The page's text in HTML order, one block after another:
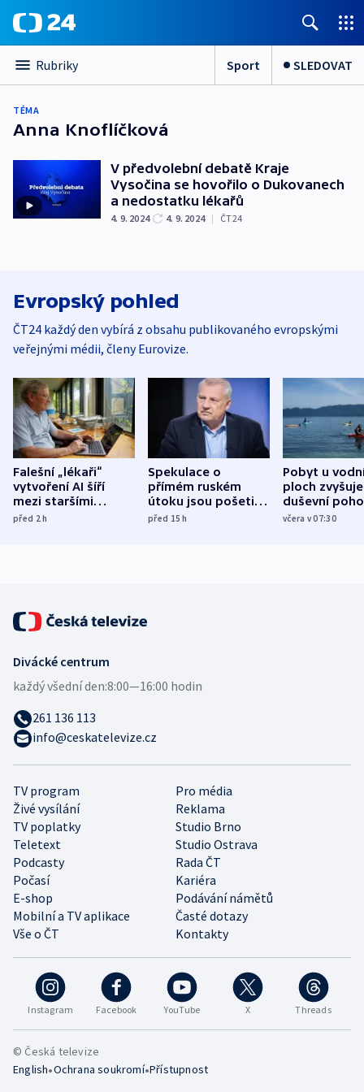
Rubriky Sport SLEDOVAT
TÉMA
Anna Knoflíčková
V předvolební debatě Kraje
Vysočina se hovořilo o Dukovanech
a nedostatku lékařů
4. 9. 2024 4. 9. 2024 | ČT24
Evropský pohled
ČT24 každý den vybírá z obsahu publikovaného evropskými
veřejnými médii, členy Eurovize.
Falešní „lékaři“
vytvoření AI šíří
mezi staršími
Poláky nebezpečné
před 2h
Spekulace o
přímém ruském
útoku jsou pošetilé,
míní estonský
před 15h
Pobyt u
ploch zvyšuje
duševní
ukázala
včera v 07:30
Instagram Facebook YouTube X Threads
TV program
Pro média
Živé vysílání
Reklama
TV poplatky
Studio Brno
Teletext
Studio Ostrava
Podcasty
Rada ČT
Počasí
Kariéra
E-shop
Podávání námětů
Mobilní a TV aplikace
Časté dotazy
Vše o ČT
Kontakty
Divácké centrum
každý všední den:8:00—16:00 hodin
261 136 113
info@ceskatelevize.cz
© Česká televize
English•Ochrana soukromí•Přístupnost